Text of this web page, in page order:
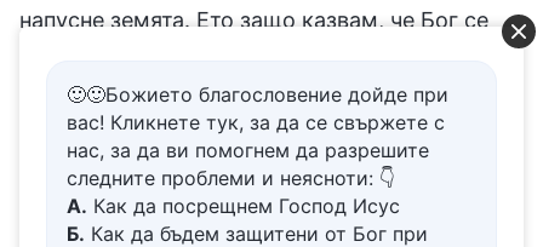
🙂🙂Божието благословение дойде при
вас! Кликнете тук, за да се свържете с
нас, за да ви помогнем да разрешите
следните проблеми и неясноти: 👇
А. Как да посрещнем Господ Исус
Б. Как да бъдем защитени от Бог при